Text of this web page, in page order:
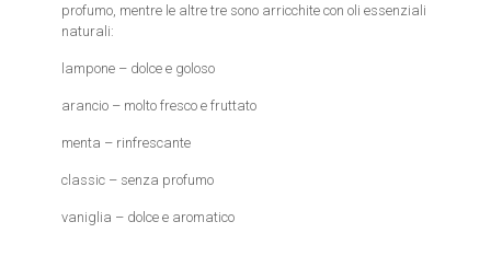
profumo, mentre le altre tre sono arricchite con oli essenziali
naturali:
lampone – dolce e goloso
arancio – molto fresco e fruttato
menta – rinfrescante
classic – senza profumo
vaniglia – dolce e aromatico